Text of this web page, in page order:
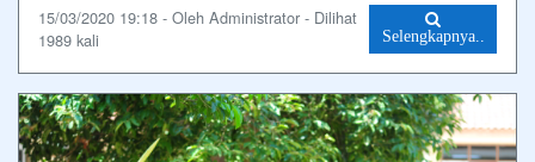
15/03/2020 19:18 - Oleh Administrator - Dilihat
1989 kali
Selengkapnya..